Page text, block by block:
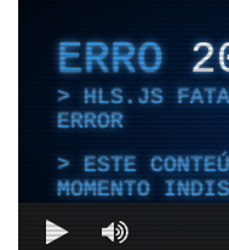
ERRO
HLS.JS
ERROR
ESTE
MOMENTO